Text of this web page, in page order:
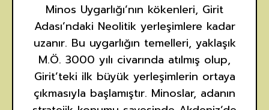
Minos Uygarlığı’nın kökenleri, Girit
Adası’ndaki Neolitik yerleşimlere kadar
uzanır. Bu uygarlığın temelleri, yaklaşık
M.Ö. 3000 yılı civarında atılmış olup,
Girit’teki ilk büyük yerleşimlerin ortaya
çıkmasıyla başlamıştır. Minoslar, adanın